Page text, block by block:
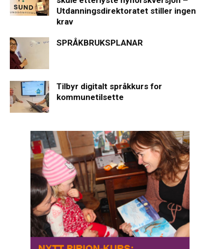
Utdanningsdirektoratet stiller ingen
krav
SPRÅKBRUKSPLANAR
Tilbyr digitalt språkkurs for
kommunetilsette